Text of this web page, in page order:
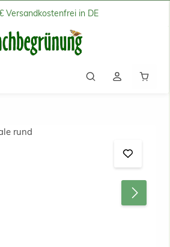
Versandkostenfrei in DE